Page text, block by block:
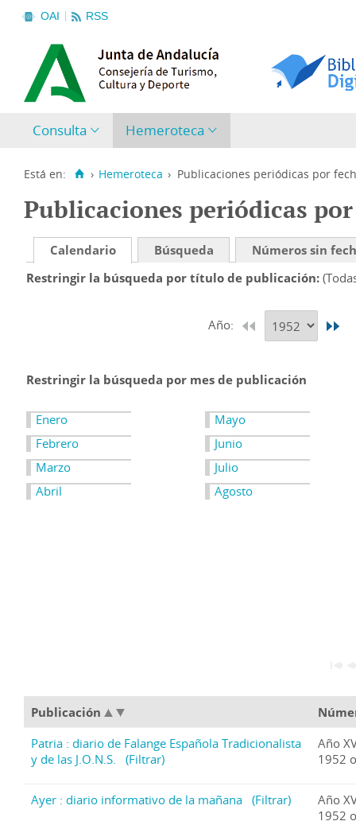
OAI RSS
Consulta Hemeroteca
Está en: › Hemeroteca › Publicaciones periódicas por
Publicaciones periódicas
Calendario Búsqueda
Números sin
Restringir la búsqueda por título de publicación
Año:
Restringir la búsqueda por mes de publicación
Enero
Febrero
Marzo
Abril
Mayo
Junio
Julio
Agosto
Publicación
Patria : diario de Falange Española Tradicionalista
y de las J.O.N.S.
(Filtrar)
Año
1952
Ayer : diario informativo de la mañana (Filtrar)
Año
1952